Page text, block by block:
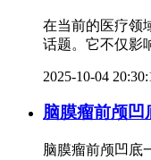
在当前的医疗领
话题。它不仅影
2025-10-04
脑膜瘤前颅凹
脑膜瘤前颅凹底